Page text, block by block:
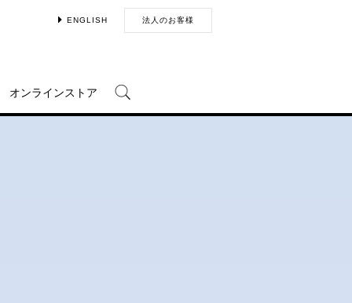
ENGLISH 法人のお客様
オンラインストア